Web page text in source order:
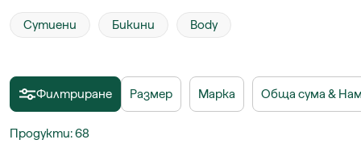
Сутиени Бикини Body
Филтриране Размер Марка Обща сума &
Продукти:68